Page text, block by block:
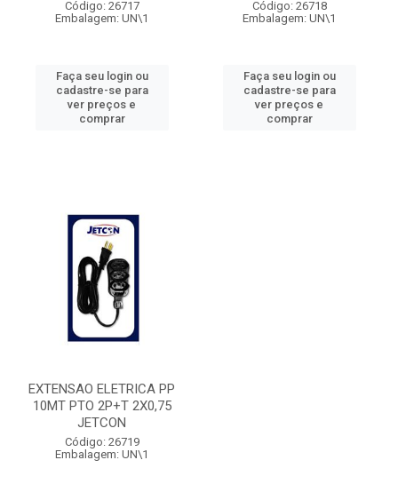
Código: 26717
Embalagem: UN\1
Faça seu login ou
cadastre-se para
ver preços e
comprar
Código: 26718
Embalagem: UN\1
Faça seu login ou
cadastre-se para
ver preços e
comprar
EXTENSAO ELETRICA PP
10MT PTO 2P+T 2X0,75
JETCON
Código: 26719
Embalagem: UN\1